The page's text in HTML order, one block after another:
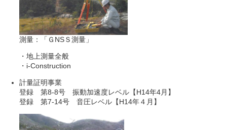
測量：「ＧNSＳ測量」
・地上測量全般
・i-Construction
計量証明事業
登録 第8-8号 振動加速度レベル【H14年4月】
登録 第7-14号 音圧レベル【H14年４月】